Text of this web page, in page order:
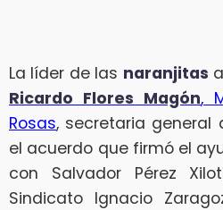
La líder de las naranjitas
Ricardo Flores Magón,
Rosas, secretaria general
el acuerdo que firmó el
con Salvador Pérez
Sindicato Ignacio